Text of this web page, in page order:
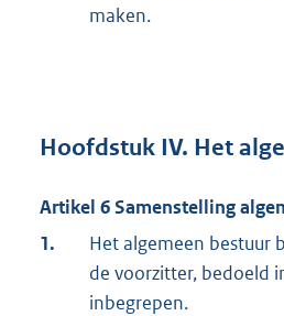
maken.
Hoofdstuk IV. Het
Artikel 6 Samenstelling
1.
Het algemeen bestuur
de voorzitter, bedoeld
inbegrepen.